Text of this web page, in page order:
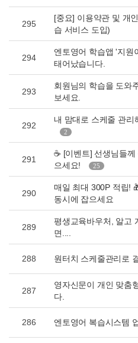
295
[중요] 이용약관 및 개
습 서비스 도입)
294
엔토영어 학습앱 '지원
태어났습니다.
293
회원님의 학습을 도와
보세요.
292
내 맘대로 스케줄 관리
2
291
☕ [이벤트] 선생님들
으세요!
25
290
매일 최대 300P 적립!
동시에 잡으세요
289
평생교육바우처, 알고
면....
288 원터치 스케줄관리로
287
영자신문이 개인 맞춤
다.
286 엔토영어 복습시스템